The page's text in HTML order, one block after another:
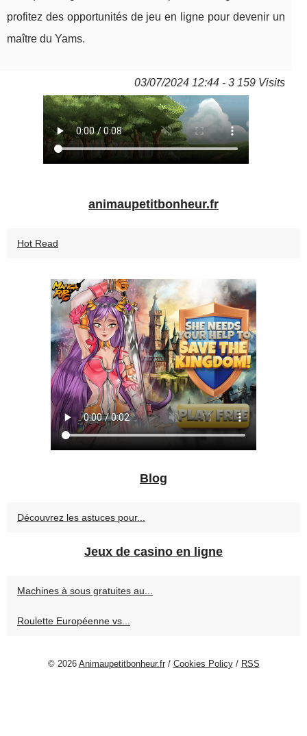
profitez des opportunités de jeu en ligne pour devenir un
maître du Yams.
03/07/2024 12:44 - 3 159 Visits
animaupetitbonheur.fr
Hot Read
Blog
Découvrez les astuces pour...
Jeux de casino en ligne
Machines à sous gratuites au...
Roulette Européenne vs...
© 2026 Animaupetitbonheur.fr/ Cookies Policy/ RSS